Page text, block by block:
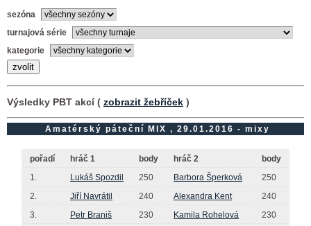
sezóna
turnajová série
kategorie
Výsledky PBT akcí ( zobrazit žebříček )
Amatérský páteční MIX , 29.01.2016 - mixy
pořadí hráč 1 body hráč 2
body
1.
Lukáš Spozdil 250 Barbora Šperková
250
2.
Jiří Navrátil 240 Alexandra Kent
240
3.
Petr Braniš 230 Kamila Rohelová
230